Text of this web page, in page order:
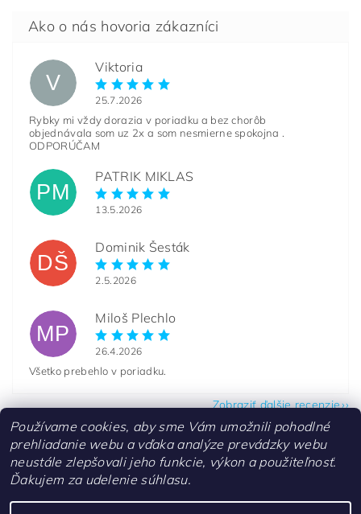
V
Viktoria
25.7.2026
Rybky mi vždy dorazia v poriadku a bez chorôb
objednávala som uz 2x a som nesmierne spokojna .
ODPORÚČAM
PM
PATRIK MIKLAS
13.5.2026
DŠ
Dominik Šesták
2.5.2026
MP
Miloš Plechlo
26.4.2026
Všetko prebehlo v poriadku.
Zobraziť ďalšie recenzie
Kontakty
Používame cookies, aby sme Vám umožnili pohodlné
prehliadanie webu a vďaka analýze prevádzky webu
neustále zlepšovali jeho funkcie, výkon a použiteľnosť.
Ďakujem za udelenie súhlasu.